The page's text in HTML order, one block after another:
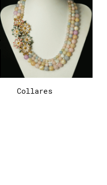
Collares